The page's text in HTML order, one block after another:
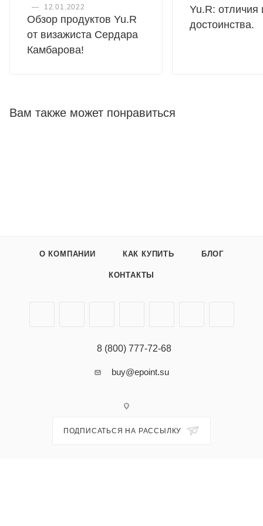
динатрий ЭДТА, токоферола ацетат, пропандиол,
динатрийфосфат, ксантановая камедь, токоферол, фосфат
натрия, сахароза, глицерилкаприлат.
—
12.01.2022
Обзор продуктов Yu.R
от визажиста Сердара
Камбарова!
Yu.R: отличия
достоинства.
Вам также может понравиться
О КОМПАНИИ КАК КУПИТЬ БЛОГ
КОНТАКТЫ
8 (800) 777-72-68
buy@epoint.su
ПОДПИСАТЬСЯ НА РАССЫЛКУ